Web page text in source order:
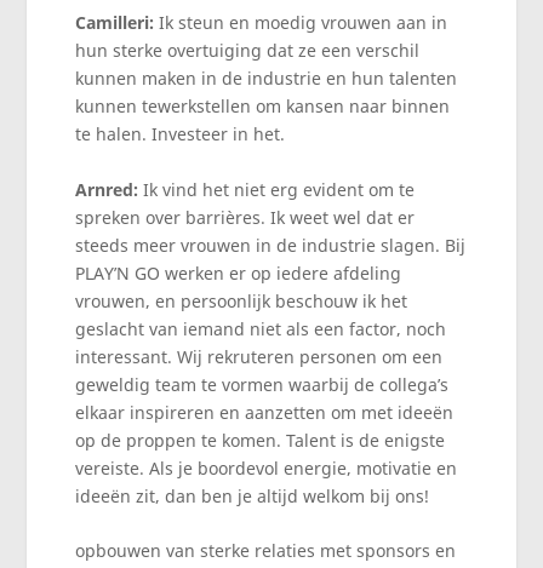
Camilleri:Ik steun en moedig vrouwen aan in
hun sterke overtuiging dat ze een verschil
kunnen maken in de industrie en hun talenten
kunnen tewerkstellen om kansen naar binnen
te halen. Investeer in het.
Arnred:Ik vind het niet erg evident om te
spreken over barrières. Ik weet wel dat er
steeds meer vrouwen in de industrie slagen. Bij
PLAY’N GO werken er op iedere afdeling
vrouwen, en persoonlijk beschouw ik het
geslacht van iemand niet als een factor, noch
interessant. Wij rekruteren personen om een
geweldig team te vormen waarbij de collega’s
elkaar inspireren en aanzetten om met ideeën
op de proppen te komen. Talent is de enigste
vereiste. Als je boordevol energie, motivatie en
ideeën zit, dan ben je altijd welkom bij ons!
opbouwen van sterke relaties met sponsors en